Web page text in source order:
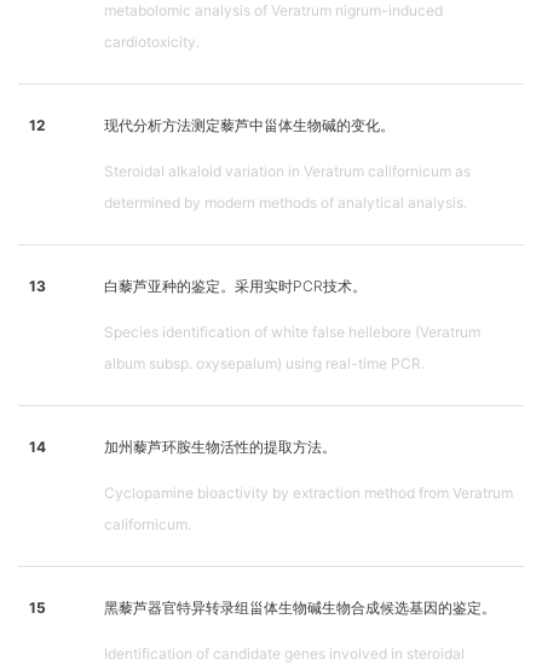
metabolomic analysis of Veratrum nigrum-induced
cardiotoxicity.
12 现代分析方法测定藜芦中甾体生物碱的变化。
Steroidal alkaloid variation in Veratrum californicum as
determined by modern methods of analytical analysis.
13 白藜芦亚种的鉴定。采用实时PCR技术。
Species identification of white false hellebore (Veratrum
album subsp. oxysepalum) using real-time PCR.
14 加州藜芦环胺生物活性的提取方法。
Cyclopamine bioactivity by extraction method from Veratrum
californicum.
15 黑藜芦器官特异转录组甾体生物碱生物合成候选基因的鉴定。
Identification of candidate genes involved in steroidal